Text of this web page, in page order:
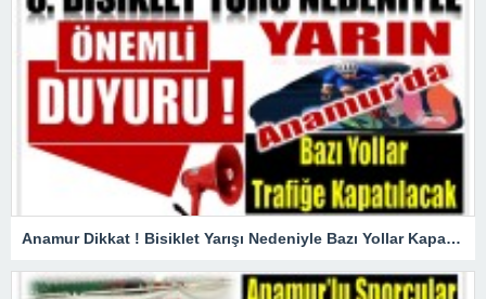
Anamur Dikkat ! Bisiklet Yarışı Nedeniyle Bazı Yollar Kapanacak